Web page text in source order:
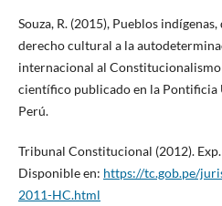
Souza, R. (2015), Pueblos
derecho cultural a la
internacional al
científico publicado en la Pontificia
Perú.
Tribunal Constitucional (2012).
Disponible en: https://tc.gob.pe/
2011-HC.html